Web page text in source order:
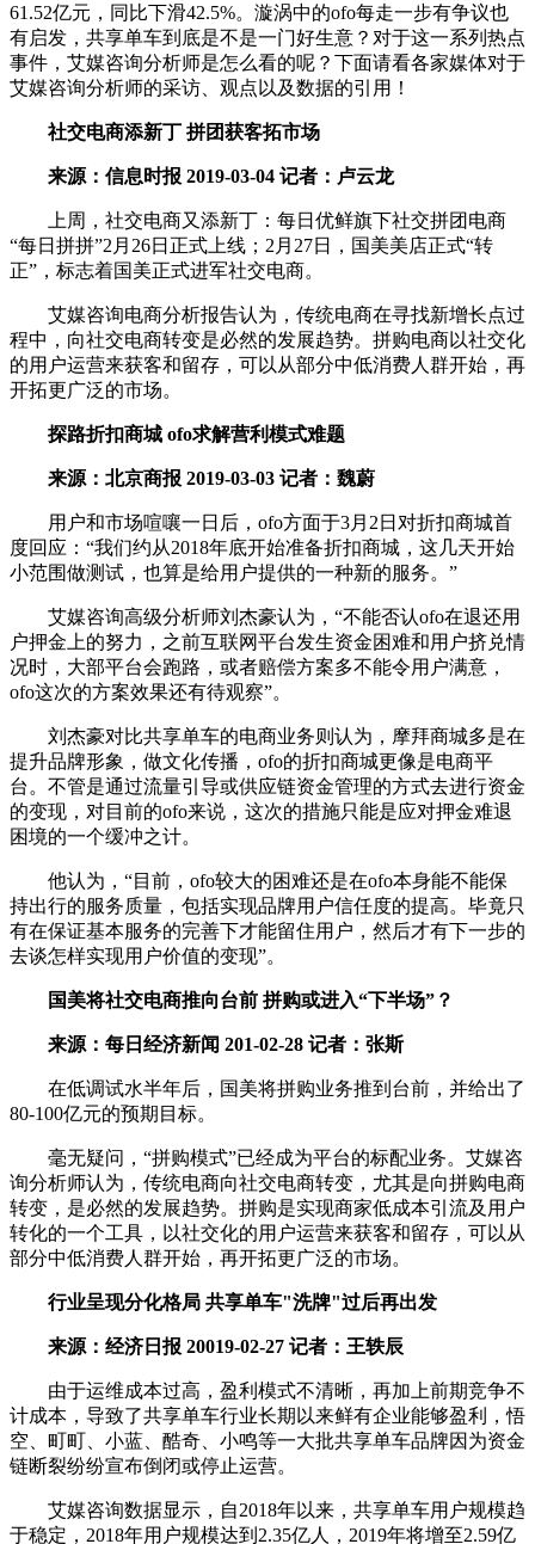
61.52亿元，同比下滑42.5%。漩涡中的ofo每走一步有争议也
有启发，共享单车到底是不是一门好生意？对于这一系列热点
事件，艾媒咨询分析师是怎么看的呢？下面请看各家媒体对于
艾媒咨询分析师的采访、观点以及数据的引用！
社交电商添新丁 拼团获客拓市场
来源：信息时报 2019-03-04 记者：卢云龙
上周，社交电商又添新丁：每日优鲜旗下社交拼团电商
“每日拼拼”2月26日正式上线；2月27日，国美美店正式“转
正”，标志着国美正式进军社交电商。
艾媒咨询电商分析报告认为，传统电商在寻找新增长点过
程中，向社交电商转变是必然的发展趋势。拼购电商以社交化
的用户运营来获客和留存，可以从部分中低消费人群开始，再
开拓更广泛的市场。
探路折扣商城 ofo求解营利模式难题
来源：北京商报 2019-03-03 记者：魏蔚
用户和市场喧嚷一日后，ofo方面于3月2日对折扣商城首
度回应：“我们约从2018年底开始准备折扣商城，这几天开始
小范围做测试，也算是给用户提供的一种新的服务。”
艾媒咨询高级分析师刘杰豪认为，“不能否认ofo在退还用
户押金上的努力，之前互联网平台发生资金困难和用户挤兑情
况时，大部平台会跑路，或者赔偿方案多不能令用户满意，
ofo这次的方案效果还有待观察”。
刘杰豪对比共享单车的电商业务则认为，摩拜商城多是在
提升品牌形象，做文化传播，ofo的折扣商城更像是电商平
台。不管是通过流量引导或供应链资金管理的方式去进行资金
的变现，对目前的ofo来说，这次的措施只能是应对押金难退
困境的一个缓冲之计。
他认为，“目前，ofo较大的困难还是在ofo本身能不能保
持出行的服务质量，包括实现品牌用户信任度的提高。毕竟只
有在保证基本服务的完善下才能留住用户，然后才有下一步的
去谈怎样实现用户价值的变现”。
国美将社交电商推向台前 拼购或进入“下半场”？
来源：每日经济新闻 201-02-28 记者：张斯
在低调试水半年后，国美将拼购业务推到台前，并给出了
80-100亿元的预期目标。
毫无疑问，“拼购模式”已经成为平台的标配业务。艾媒咨
询分析师认为，传统电商向社交电商转变，尤其是向拼购电商
转变，是必然的发展趋势。拼购是实现商家低成本引流及用户
转化的一个工具，以社交化的用户运营来获客和留存，可以从
部分中低消费人群开始，再开拓更广泛的市场。
行业呈现分化格局 共享单车"洗牌"过后再出发
来源：经济日报 20019-02-27 记者：王轶辰
由于运维成本过高，盈利模式不清晰，再加上前期竞争不
计成本，导致了共享单车行业长期以来鲜有企业能够盈利，悟
空、町町、小蓝、酷奇、小鸣等一大批共享单车品牌因为资金
链断裂纷纷宣布倒闭或停止运营。
艾媒咨询数据显示，自2018年以来，共享单车用户规模趋
于稳定，2018年用户规模达到2.35亿人，2019年将增至2.59亿